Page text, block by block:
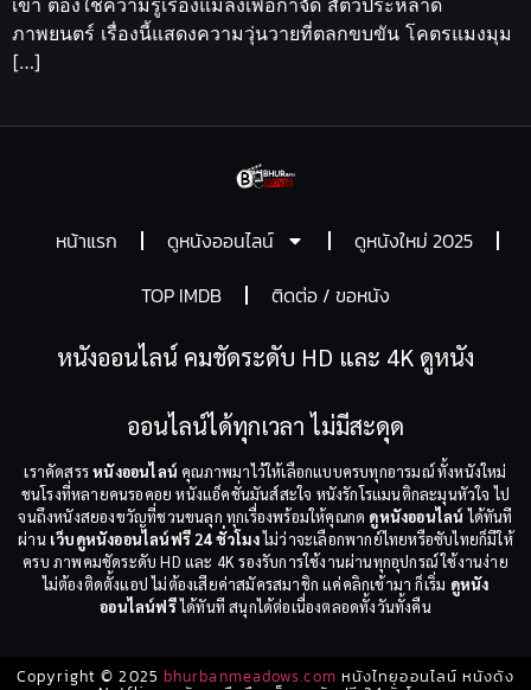
เขา ต้องใช้ความรู้เรื่องแมลงเพื่อกำจัด สัตว์ประหลาด
ภาพยนตร์ เรื่องนี้แสดงความวุ่นวายที่ตลกขบขัน โคตรแมงมุม
[…]
หน้าแรก ดูหนังออนไลน์
ดูหนังใหม่ 2025
TOP IMDB
ติดต่อ / ขอหนัง
หนังออนไลน์ คมชัดระดับ HD และ 4K ดูหนัง
ออนไลน์ได้ทุกเวลา ไม่มีสะดุด
เราคัดสรรหนังออนไลน์ คุณภาพมาไว้ให้เลือกแบบครบทุกอารมณ์ ทั้งหนังใหม่
ชนโรงที่หลายคนรอคอย หนังแอ็คชั่นมันส์สะใจ หนังรักโรแมนติกละมุนหัวใจ ไป
จนถึงหนังสยองขวัญที่ชวนขนลุก ทุกเรื่องพร้อมให้คุณกด ดูหนังออนไลน์ ได้ทันที
ผ่าน เว็บดูหนังออนไลน์ฟรี 24 ชั่วโมงไม่ว่าจะเลือกพากย์ไทยหรือซับไทยก็มีให้
ครบ ภาพคมชัดระดับ HD และ 4K รองรับการใช้งานผ่านทุกอุปกรณ์ ใช้งานง่าย
ไม่ต้องติดตั้งแอป ไม่ต้องเสียค่าสมัครสมาชิก แค่คลิกเข้ามา ก็เริ่ม ดูหนัง
ออนไลน์ฟรีได้ทันที สนุกได้ต่อเนื่องตลอดทั้งวันทั้งคืน
Copyright © 2025 bhurbanmeadows.com หนังไทยออนไลน์ หนังดัง